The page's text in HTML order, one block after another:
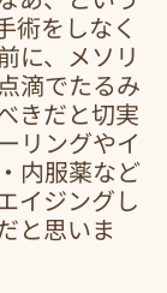
術をしなく
に、メソリ
滴でたるみ
きだと切実
リングやイ
内服薬など
イジングし
と思いま